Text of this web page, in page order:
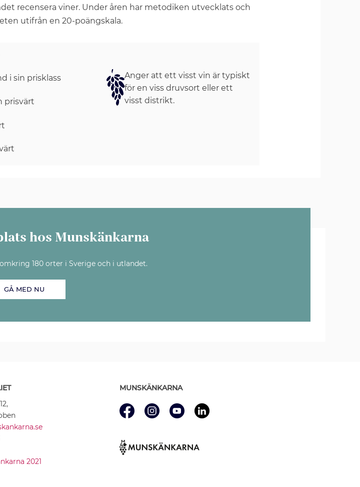
recensera viner. Under åren har metodiken utvecklats och
utifrån en 20-poängskala.
i sin prisklass
prisvärt
Anger att ett visst vin är typiskt
för en viss druvsort eller ett
visst distrikt.
hos Munskänkarna
180 orter i Sverige och i utlandet.
GÅ MED NU
2021
MUNSKÄNKARNA